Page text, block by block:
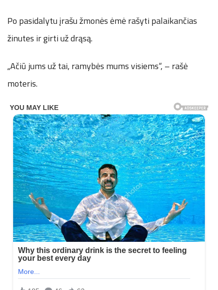
Po pasidalytu įrašu žmonės ėmė rašyti palaikančias
žinutes ir girti už drąsą.
„Ačiū jums už tai, ramybės mums visiems“, – rašė
moteris.